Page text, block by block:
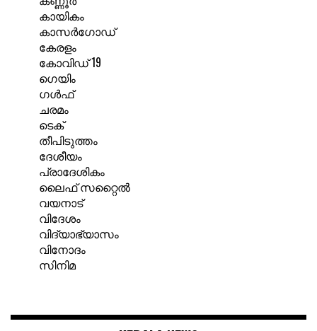
കായികം
കാസർഗോഡ്
കേരളം
കോവിഡ് 19
ഗെയിം
ഗൾഫ്
ചരമം
ടെക്
തീപിടുത്തം
ദേശീയം
പ്രാദേശികം
ലൈഫ് സറ്റൈൽ
വയനാട്
വിദേശം
വിദ്യാഭ്യാസം
വിനോദം
സിനിമ